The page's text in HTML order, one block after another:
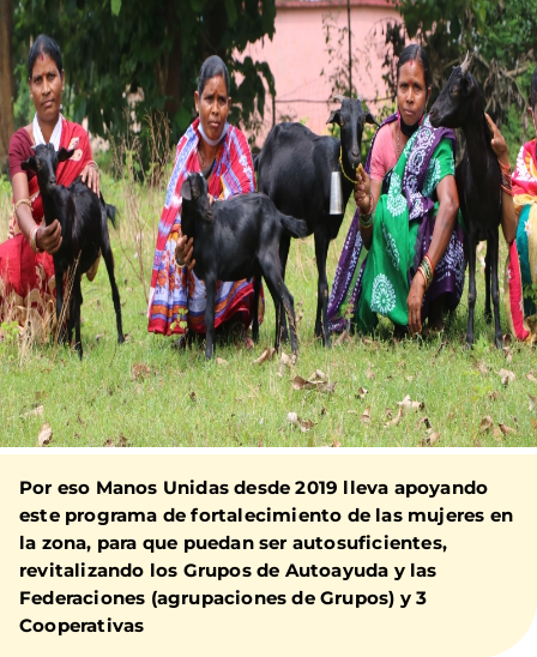
Por eso Manos Unidas desde 2019 lleva apoyando
este programa de fortalecimiento de las mujeres en
la zona, para que puedan ser autosuficientes,
revitalizando los Grupos de Autoayuda y las
Federaciones (agrupaciones de Grupos) y 3
Cooperativas